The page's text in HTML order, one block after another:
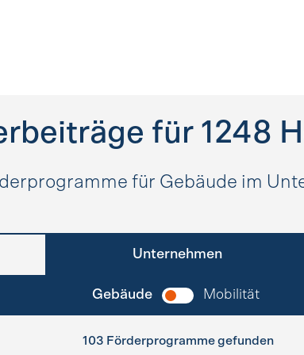
für 1248
für Gebäude im
Unternehmen
Gebäude Mobilität
103 Förderprogramme gefunden